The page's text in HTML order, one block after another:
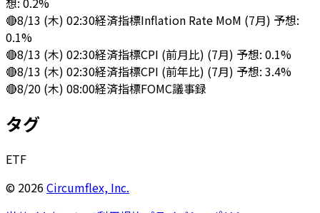
🔴8/13 (木) 02:30経済指標Inflation Rate MoM (7月) 予想:
0.1%
🔴8/13 (木) 02:30経済指標CPI (前月比) (7月) 予想: 0.1%
🔴8/13 (木) 02:30経済指標CPI (前年比) (7月) 予想: 3.4%
🔴8/20 (木) 08:00経済指標FOMC議事録
タグ
ETF
© 2026Circumflex, Inc.